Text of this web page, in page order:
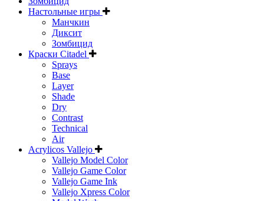
Настольные игры
Манчкин
Диксит
Зомбицид
Краски Citadel
Sprays
Base
Layer
Shade
Dry
Contrast
Technical
Air
Acrylicos Vallejo
Vallejo Model Color
Vallejo Game Color
Vallejo Game Ink
Vallejo Xpress Color